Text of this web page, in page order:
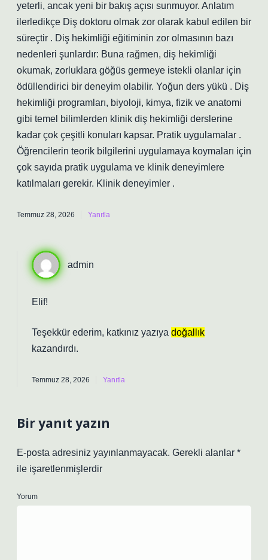
yeterli, ancak yeni bir bakış açısı sunmuyor. Anlatım
ilerledikçe Diş doktoru olmak zor olarak kabul edilen bir
süreçtir . Diş hekimliği eğitiminin zor olmasının bazı
nedenleri şunlardır: Buna rağmen, diş hekimliği
okumak, zorluklara göğüs germeye istekli olanlar için
ödüllendirici bir deneyim olabilir. Yoğun ders yükü . Diş
hekimliği programları, biyoloji, kimya, fizik ve anatomi
gibi temel bilimlerden klinik diş hekimliği derslerine
kadar çok çeşitli konuları kapsar. Pratik uygulamalar .
Öğrencilerin teorik bilgilerini uygulamaya koymaları için
çok sayıda pratik uygulama ve klinik deneyimlere
katılmaları gerekir. Klinik deneyimler .
Temmuz 28, 2026 Yanıtla
admin
Elif!
Teşekkür ederim, katkınız yazıya doğallık
kazandırdı.
Temmuz 28, 2026 Yanıtla
Bir yanıt yazın
E-posta adresiniz yayınlanmayacak. Gerekli alanlar *
ile işaretlenmişlerdir
Yorum